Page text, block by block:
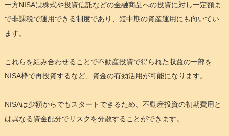
一方NISAは株式や投資信託などの金融商品への投資に対し一定額ま
で非課税で運用できる制度であり、短中期の資産運用にも向いてい
ます。
これらを組み合わせることで不動産投資で得られた収益の一部を
NISA枠で再投資するなど、資金の有効活用が可能になります。
NISAは少額からでもスタートできるため、不動産投資の初期費用と
は異なる資金配分でリスクを分散することができます。